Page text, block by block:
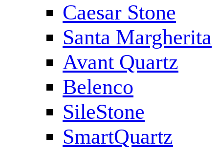
Caesar Stone
Santa Margherita
Avant Quartz
Belenco
SileStone
SmartQuartz